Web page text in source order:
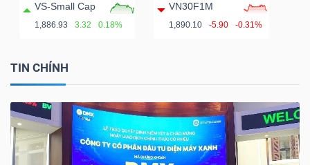
VS-Small Cap
1,886.93 3.32 0.18%
VN30F1M
1,890.10 -5.90 -0.31%
TIN CHÍNH